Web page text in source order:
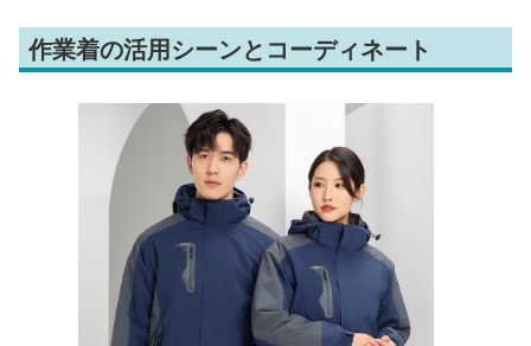
作業着の活用シーンとコーディネート